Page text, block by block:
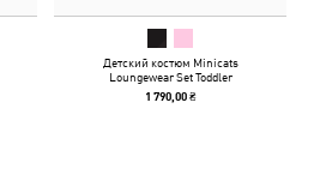
Детский костюм Minicats
Loungewear Set Toddler
1 790,00 ₴